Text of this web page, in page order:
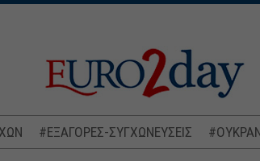
#ΕΞΑΓΟΡΕΣ-ΣΥΓΧΩΝΕΥΣΕΙΣ